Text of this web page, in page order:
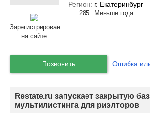
Зарегистрирован
на сайте
Регион: г. Екатеринбург
285 Меньше года
Позвонить Ошибка
Restate.ru запускает закрытую
мультилистинга для риэлторов